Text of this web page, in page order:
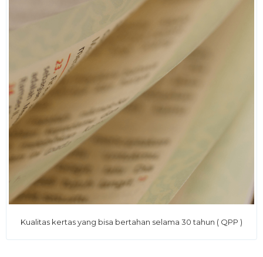
Kualitas kertas yang bisa bertahan selama 30 tahun ( QPP )